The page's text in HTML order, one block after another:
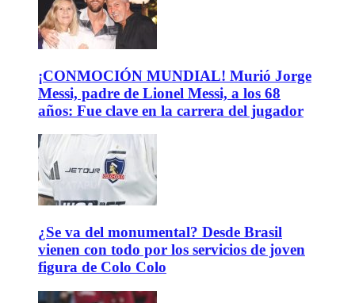
¡CONMOCIÓN MUNDIAL! Murió Jorge
Messi, padre de Lionel Messi, a los 68
años: Fue clave en la carrera del jugador
¿Se va del monumental? Desde Brasil
vienen con todo por los servicios de joven
figura de Colo Colo